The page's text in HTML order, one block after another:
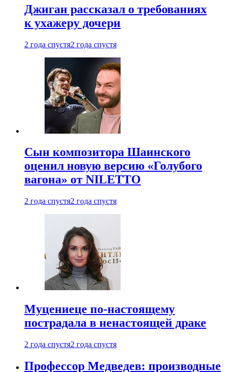
Джиган рассказал о требованиях
к ухажеру дочери
2 года спустя2 года спустя
Сын композитора Шаинского
оценил новую версию «Голубого
вагона» от NILETTO
2 года спустя2 года спустя
Муцениеце по-настоящему
пострадала в ненастоящей драке
2 года спустя2 года спустя
Профессор Медведев: производные